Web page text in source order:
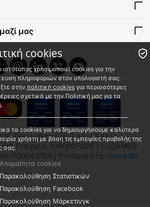
€45.16(χωρίς ΦΠΑ)
✔
Κουτί
24 ωρών
MIL-TEC Πλαστικό Στεγανό
Κουτί Αποθήκευσης
Πυρομαχικών - Φαρμάκων
- Εξοπλισμού
15963001
Άμεσα διαθέσιμο
Αποστολή εντός 24 ωρών
€ 55.40
μας
FirstAidShop.gr. | Αρ. Γ.Ε.Μ.Η:
Εταιρεία: 1000007048 | EUDAMED
000043108 | Produced by momedia
cookies
ιστότοπος χρησιμοποιεί cookies για την
πληροφοριών στον υπολογιστή σας.
στην πολιτική cookiesγια περισσότερες
σχετικά με την Πολιτική μας για τα
τα cookies για να δημιουργήσουμε καλύτερα
χρήστη με βάση τις εμπειρίες προβολής της
σας.
Απαραίτητα cookies
Παρακολούθηση Στατιστικών
Παρακολούθηση Facebook
Παρακολούθηση Μάρκετινγκ